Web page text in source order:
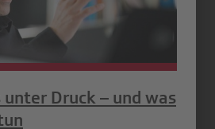
Druck – und was